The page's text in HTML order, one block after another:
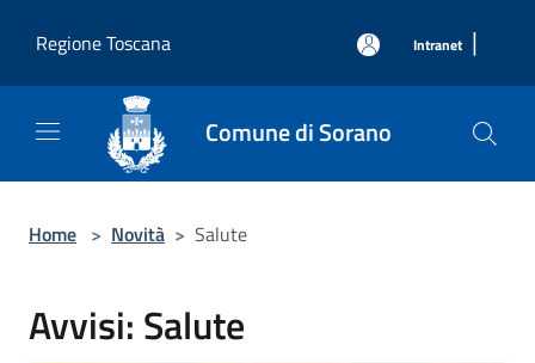
Regione Toscana
Intranet |
Comune di Sorano
Home > Novità > Salute
Avvisi: Salute